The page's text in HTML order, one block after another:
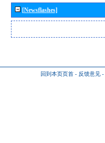
[Newsflashes]
回到本页页首 - 反馈意见 -